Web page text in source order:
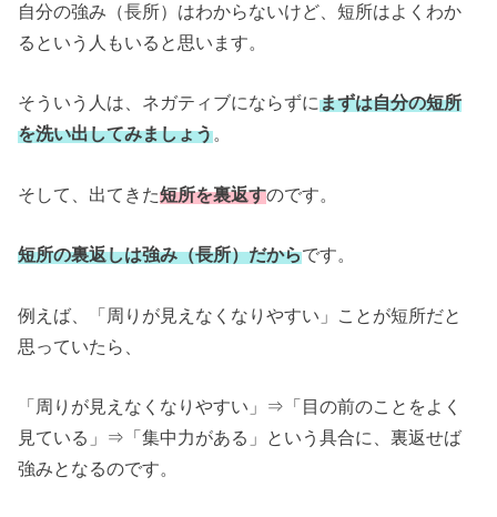
自分の強み（長所）はわからないけど、短所はよくわか
るという人もいると思います。
そういう人は、ネガティブにならずにまずは自分の短所
を洗い出してみましょう。
そして、出てきた短所を裏返すのです。
短所の裏返しは強み（長所）だからです。
例えば、「周りが見えなくなりやすい」ことが短所だと
思っていたら、
「周りが見えなくなりやすい」⇒「目の前のことをよく
見ている」⇒「集中力がある」という具合に、裏返せば
強みとなるのです。